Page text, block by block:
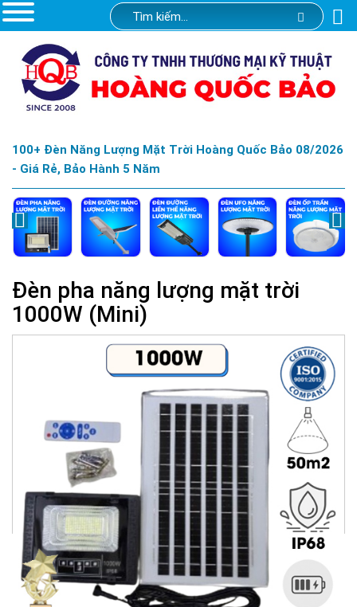
100+ Đèn Năng Lượng Mặt Trời Hoàng Quốc Bảo 08/2026
- Giá Rẻ, Bảo Hành 5 Năm
Đèn pha năng lượng mặt trời
1000W (Mini)